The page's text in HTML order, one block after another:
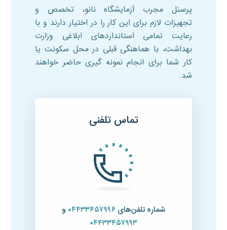
پرسنل مجرب آزمایشگاه نانو، تخصص و
تجهیزات لازم برای این کار را در اختیار دارند و با
رعایت تمامی استانداردهای ابلاغی وزارت
بهداشت، با هماهنگی قبلی در محل سکونت یا
کار شما برای انجام نمونه گیری حاضر خواهند
شد.
تماس تلفنی
شماره تلفن‌های ۰۴۴۳۳۴۵۷۹۹۶ و
۰۴۴۳۳۴۵۷۹۹۳